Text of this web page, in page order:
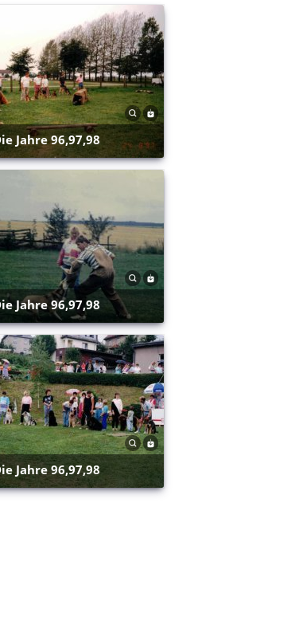
Die Jahre 96,97,98
Die Jahre 96,97,98
Die Jahre 96,97,98